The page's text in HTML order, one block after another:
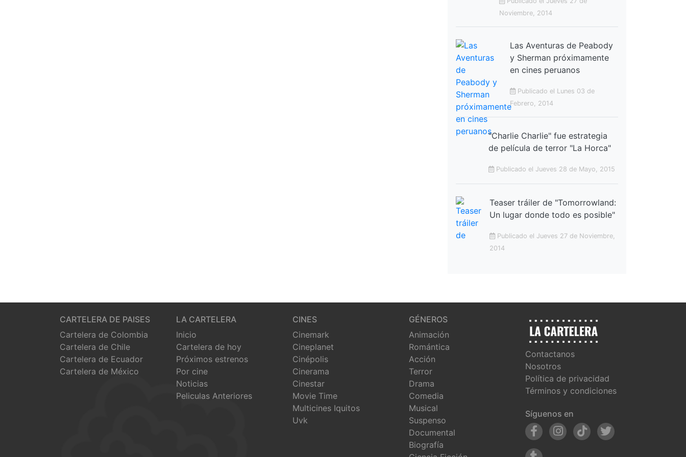
Noviembre, 2014
Las Aventuras de Peabody
y Sherman próximamente
en cines peruanos
Publicado el Lunes 03 de
Febrero, 2014
"Charlie Charlie" fue estrategia
de película de terror "La Horca"
Publicado el Jueves 28 de Mayo, 2015
Teaser tráiler de "Tomorrowland:
Un lugar donde todo es posible"
Publicado el Jueves 27 de Noviembre,
2014
CARTELERA DE PAISES
Cartelera de Colombia
Cartelera de Chile
Cartelera de Ecuador
Cartelera de México
LA CARTELERA
Inicio
Cartelera de hoy
Próximos estrenos
Por cine
Noticias
Peliculas Anteriores
CINES
Cinemark
Cineplanet
Cinépolis
Cinerama
Cinestar
Movie Time
Multicines Iquitos
Uvk
GÉNEROS
Animación
Romántica
Acción
Terror
Drama
Comedia
Musical
Suspenso
Documental
Biografía
Contactanos
Nosotros
Política de privacidad
Términos y condiciones
Síguenos en